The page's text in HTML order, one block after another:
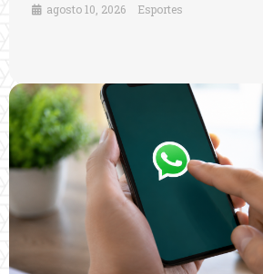
agosto 10, 2026 Esportes